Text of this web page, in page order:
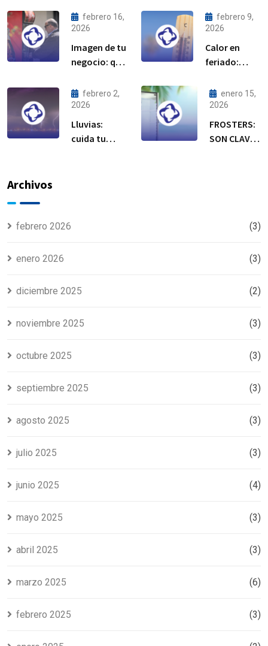
febrero 16,
2026
Imagen de tu
negocio: qué
equipos de
refrigeración
febrero 9,
2026
Calor en
feriado:
equipo de
refrigeración
febrero 2,
2026
Lluvias:
cuida tu
enero 15,
2026
FROSTERS:
SON CLAVE
Archivos
febrero 2026 (3)
enero 2026 (3)
diciembre 2025 (2)
noviembre 2025 (3)
octubre 2025 (3)
septiembre 2025 (3)
agosto 2025 (3)
julio 2025 (3)
junio 2025 (4)
mayo 2025 (3)
abril 2025 (3)
marzo 2025 (6)
febrero 2025 (3)